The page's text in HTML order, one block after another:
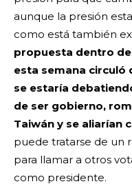
aunque la presión
como está también
propuesta dentro
esta semana circuló
se estaría
de ser gobierno,
Taiwán y se aliarían
puede tratarse de un
para llamar a otros
como presidente.